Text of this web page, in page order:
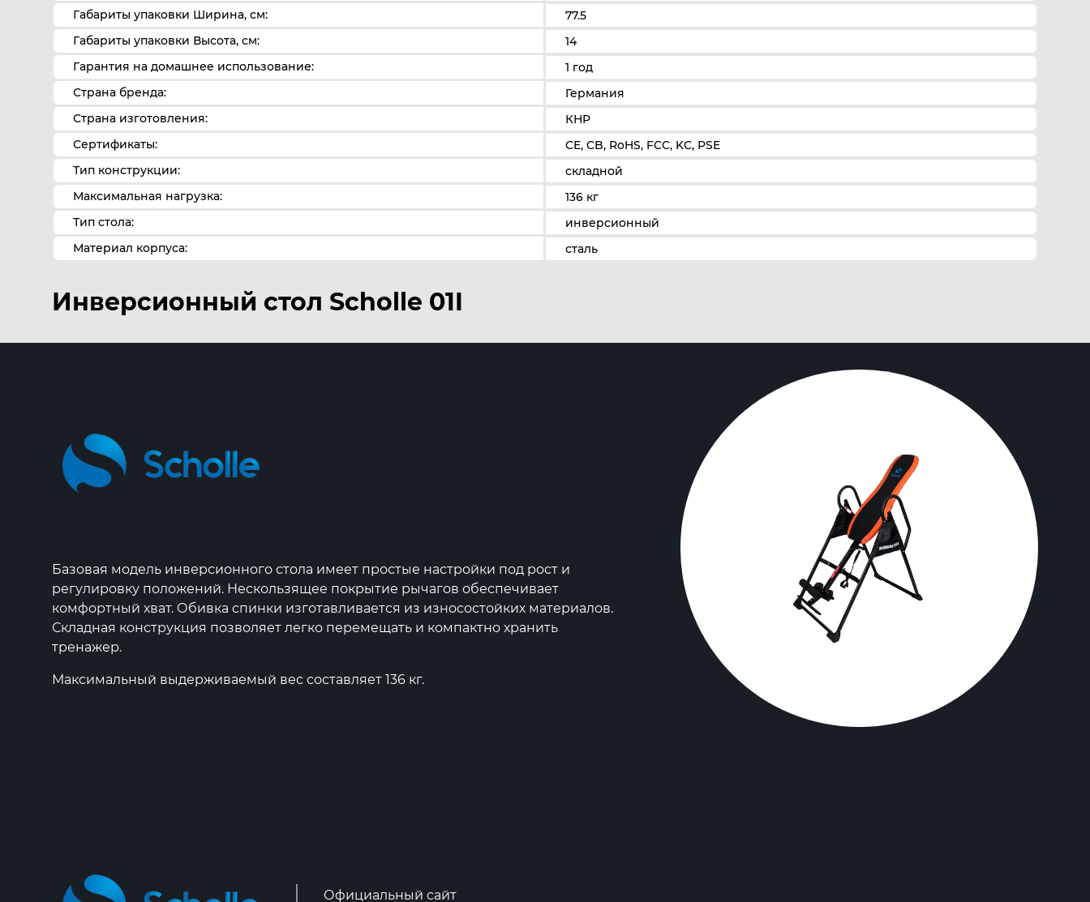
Габариты упаковки Ширина, см:
77.5
Габариты упаковки Высота, см:
14
Гарантия на домашнее использование:
1 год
Страна бренда:
Германия
Страна изготовления:
КНР
Сертификаты:
CE, CB, RoHS, FCC, KC, PSE
Тип конструкции:
складной
Максимальная нагрузка:
136 кг
Тип стола:
инверсионный
Материал корпуса:
сталь
Инверсионный стол Scholle 01I
Базовая модель инверсионного стола имеет простые настройки под рост и
регулировку положений. Нескользящее покрытие рычагов обеспечивает
комфортный хват. Обивка спинки изготавливается из износостойких материалов.
Складная конструкция позволяет легко перемещать и компактно хранить
тренажер.
Максимальный выдерживаемый вес составляет 136 кг.
Официальный сайт